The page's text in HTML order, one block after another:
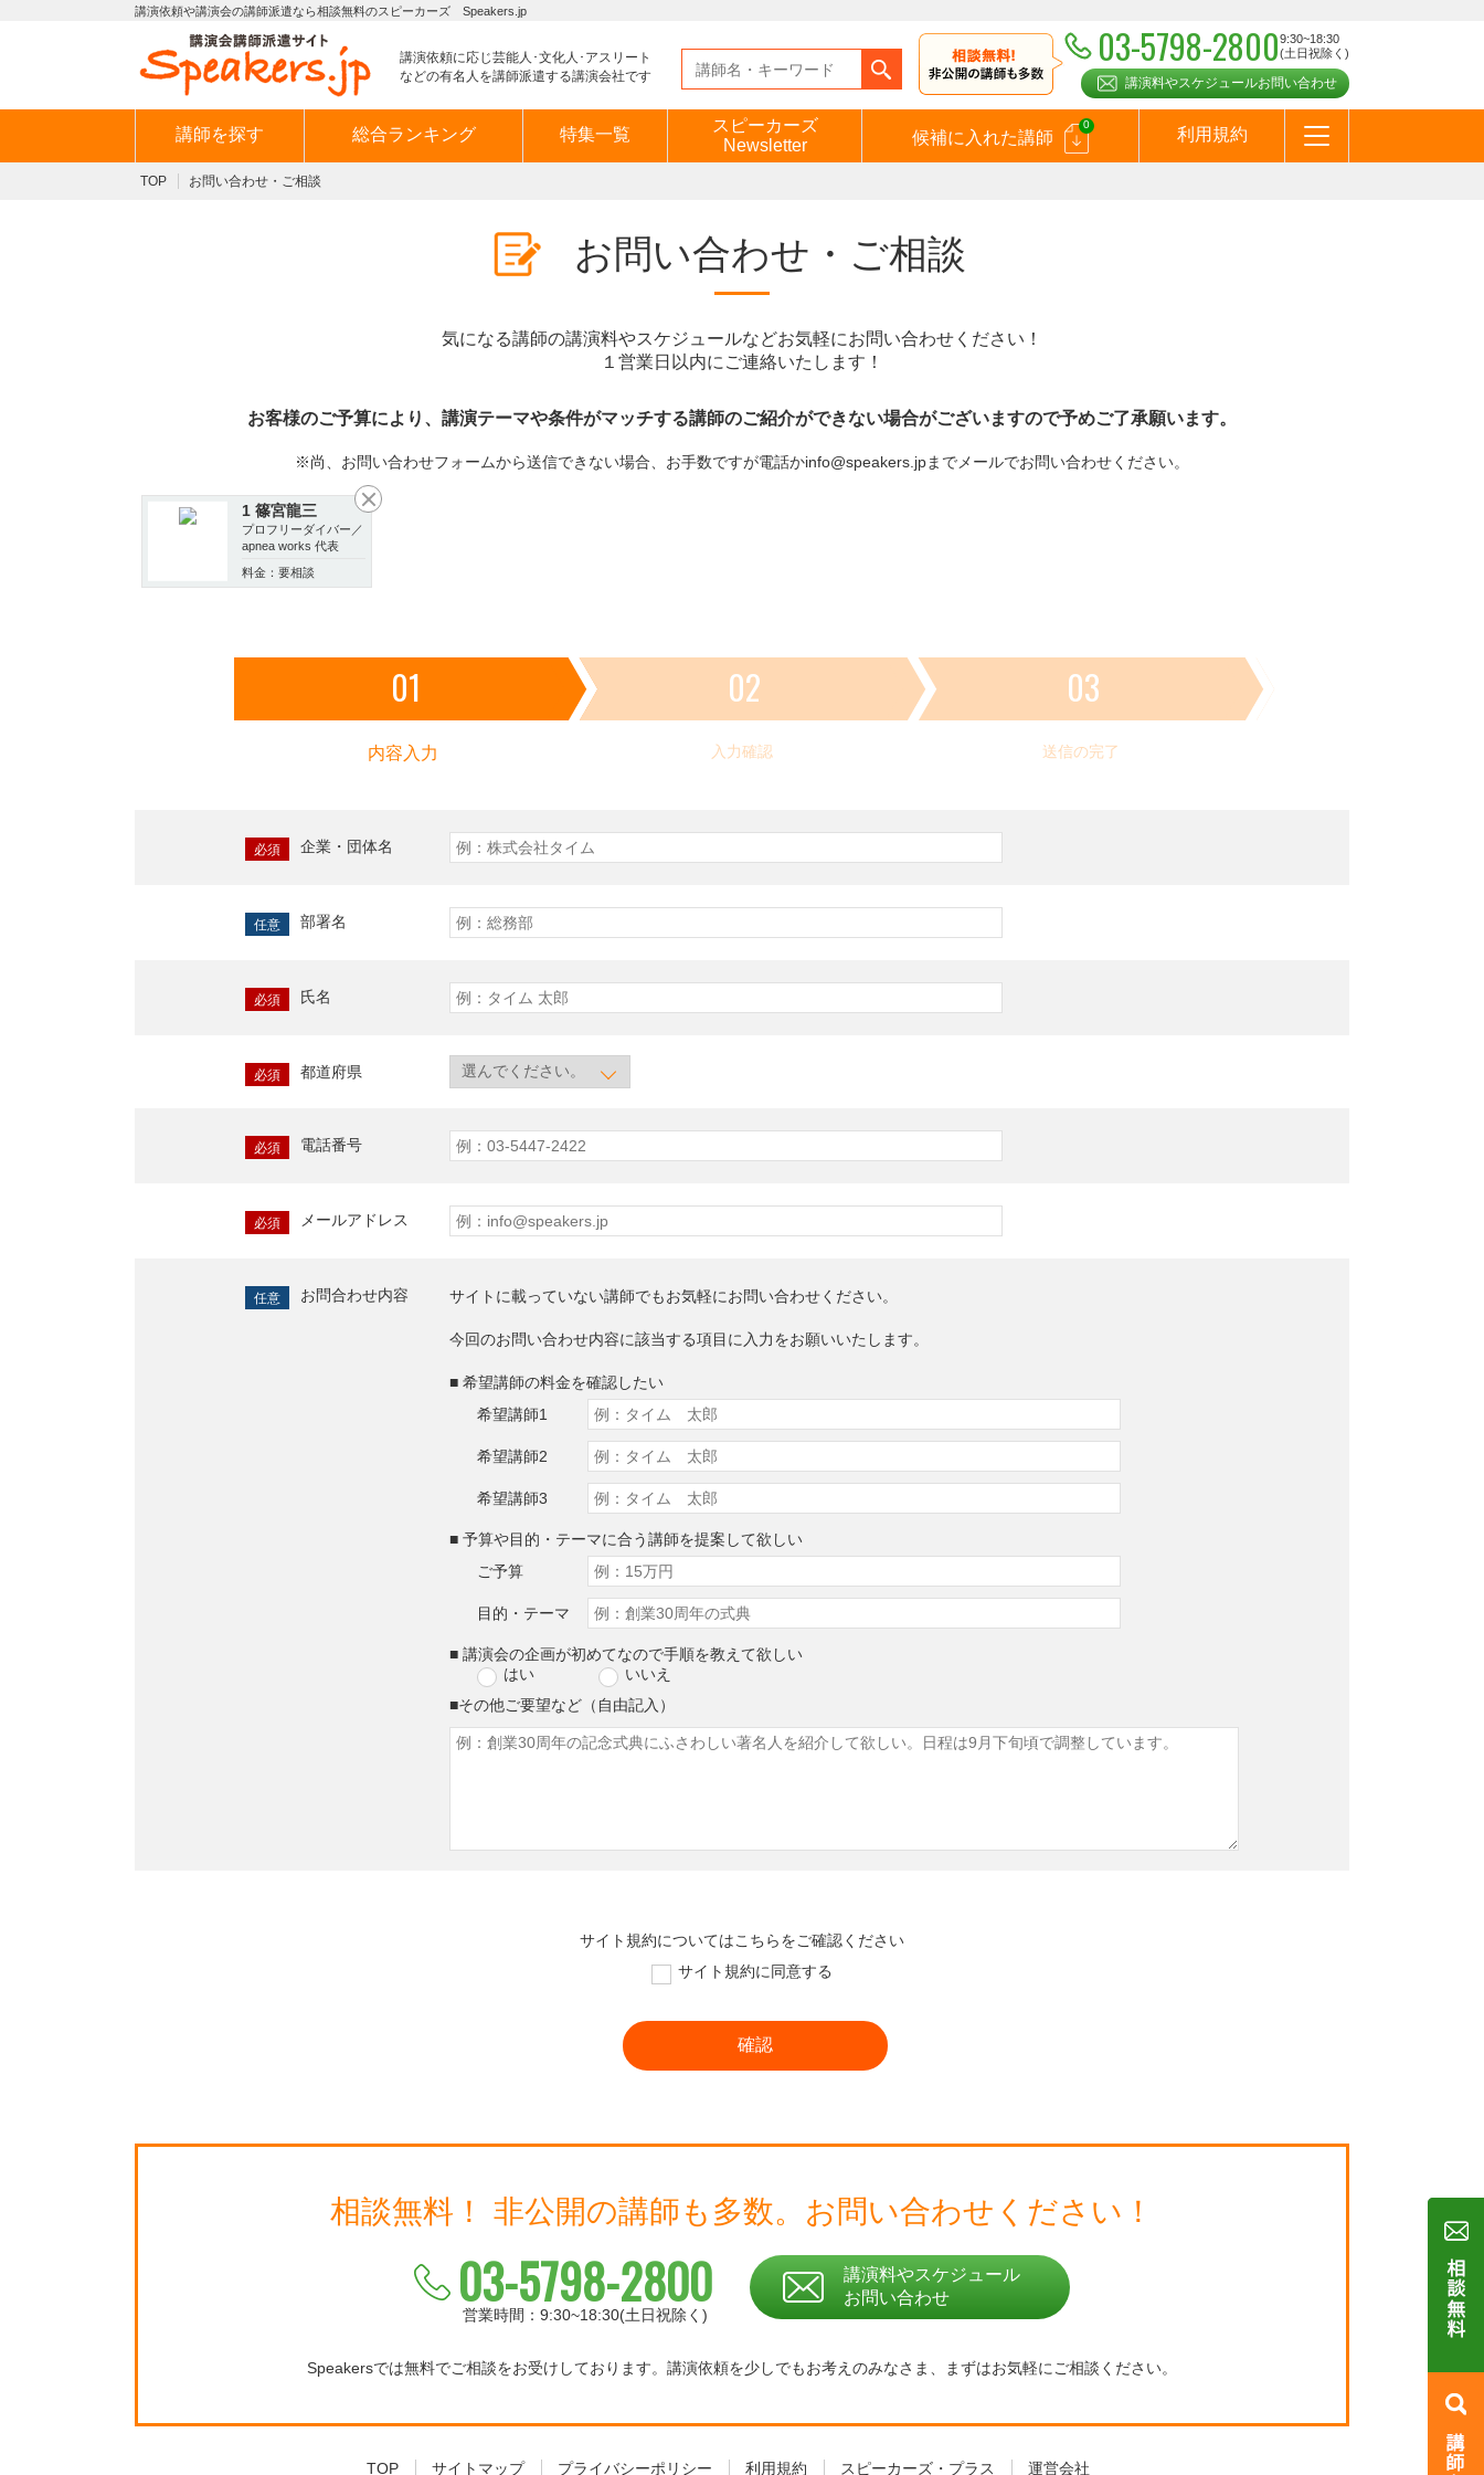
講演依頼や講演会の講師派遣なら相談無料のスピーカーズ Speakers.jp
講演依頼に応じ芸能人･文化人･アスリート
などの有名人を講師派遣する講演会社です
03-5798-28009:30~18:30
(土日祝除く)
講演料やスケジュールお問い合わせ
講師を探す 総合ランキング 特集一覧
スピーカーズ
Newsletter
候補に入れた講師
0
利用規約
TOP お問い合わせ・ご相談
お問い合わせ・ご相談
気になる講師の講演料やスケジュールなどお気軽にお問い合わせください！
１営業日以内にご連絡いたします！
お客様のご予算により、講演テーマや条件がマッチする講師のご紹介ができない場合がございますので予めご了承願います。
※尚、お問い合わせフォームから送信できない場合、お手数ですが電話かinfo@speakers.jpまでメールでお問い合わせください。
1 篠宮龍三
プロフリーダイバー／
apnea works 代表
料金：要相談
01
内容入力
02
入力確認
03
送信の完了
必須 企業・団体名
任意 部署名
必須 氏名
必須 都道府県
必須 電話番号
必須 メールアドレス
任意 お問合わせ内容 サイトに載っていない講師でもお気軽にお問い合わせください。
今回のお問い合わせ内容に該当する項目に入力をお願いいたします。
■ 希望講師の料金を確認したい
希望講師1
希望講師2
希望講師3
■ 予算や目的・テーマに合う講師を提案して欲しい
ご予算
目的・テーマ
■ 講演会の企画が初めてなので手順を教えて欲しい
はい
いいえ
■その他ご要望など（自由記入）
サイト規約についてはこちらをご確認ください
サイト規約に同意する
相談無料！ 非公開の講師も多数。 お問い合わせください！
03-5798-2800
営業時間：9:30~18:30(土日祝除く)
講演料やスケジュール
お問い合わせ
Speakersでは無料でご相談をお受けしております。 講演依頼を少しでもお考えのみなさま、 まずはお気軽にご相談ください。
TOP サイトマップ プライバシーポリシー 利用規約 スピーカーズ・プラス 運営会社